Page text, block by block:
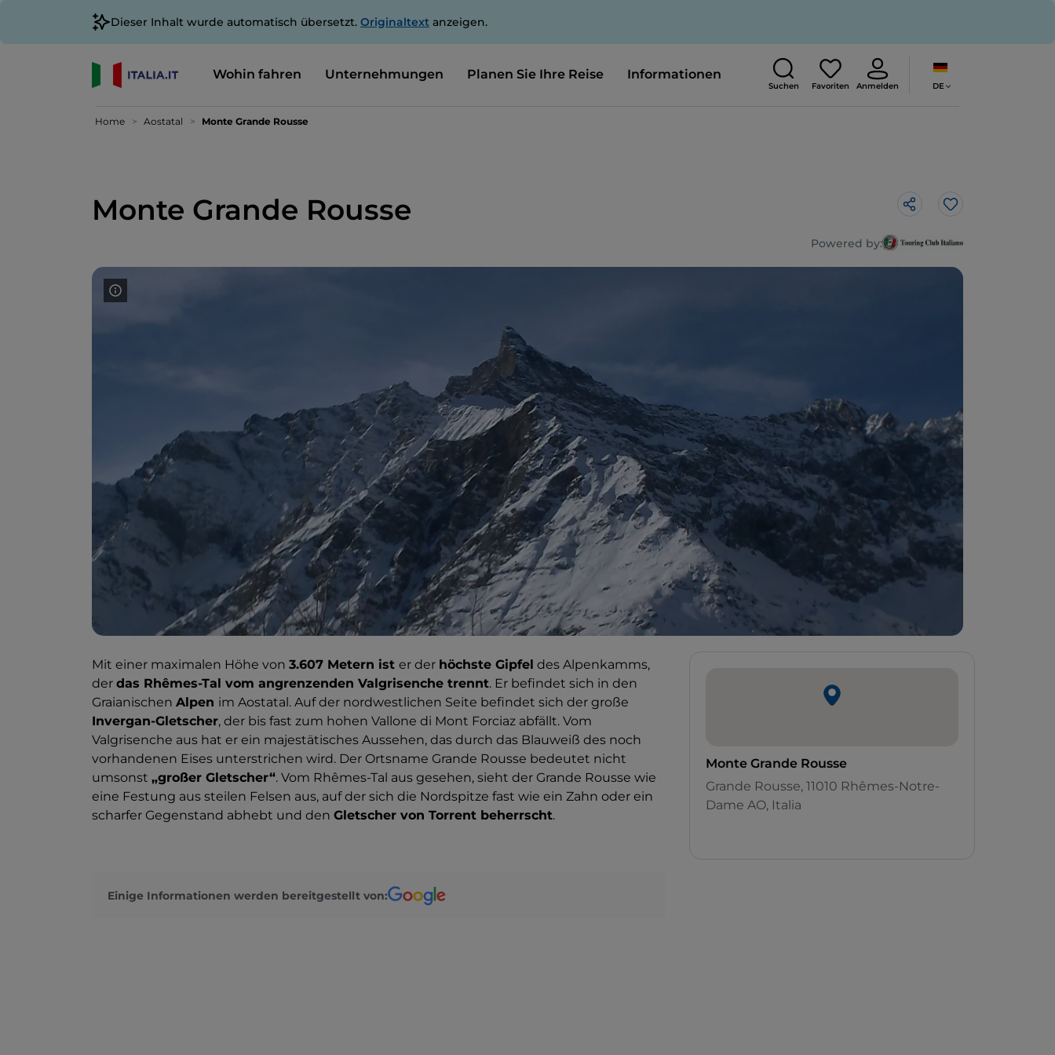
Dieser Inhalt wurde automatisch übersetzt. Originaltext anzeigen.
Wohin fahren Unternehmungen Planen Sie Ihre Reise Informationen
Suchen Favoriten Anmelden DE
Home Aostatal Monte Grande Rousse
Monte Grande Rousse Like
Powered by:
Mit einer maximalen Höhe von 3.607 Metern ist er der höchste Gipfel des Alpenkamms,
der das Rhêmes-Tal vom angrenzenden Valgrisenche trennt. Er befindet sich in den
Graianischen Alpen im Aostatal. Auf der nordwestlichen Seite befindet sich der große
Invergan-Gletscher, der bis fast zum hohen Vallone di Mont Forciaz abfällt. Vom
Valgrisenche aus hat er ein majestätisches Aussehen, das durch das Blauweiß des noch
vorhandenen Eises unterstrichen wird. Der Ortsname Grande Rousse bedeutet nicht
umsonst „großer Gletscher“. Vom Rhêmes-Tal aus gesehen, sieht der Grande Rousse wie
eine Festung aus steilen Felsen aus, auf der sich die Nordspitze fast wie ein Zahn oder ein
scharfer Gegenstand abhebt und den Gletscher von Torrent beherrscht.
Einige Informationen werden bereitgestellt von:
Monte Grande Rousse
Grande Rousse, 11010 Rhêmes-Notre-
Dame AO, Italia